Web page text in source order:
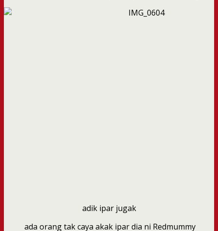
adik ipar jugak
ada orang tak caya akak ipar dia ni Redmummy